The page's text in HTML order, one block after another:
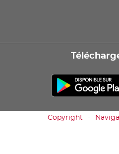
Copyright